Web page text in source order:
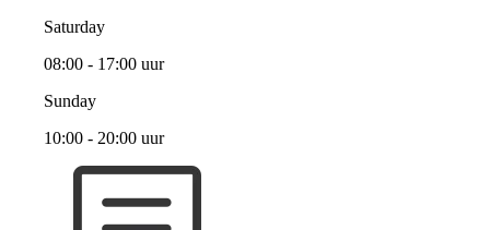
Saturday
08:00 - 17:00 uur
Sunday
10:00 - 20:00 uur